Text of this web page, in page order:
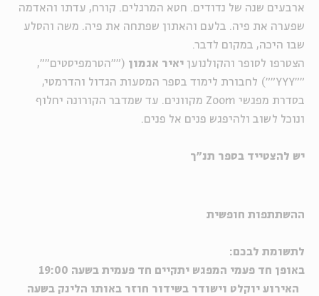
ארבעים שנה של נדודים. חטא המרגלים. קורח, עדתו והאדמה
שפערה את פיה. בלעם והאתון שפתחה את פיה. משה והסלע
שבו היכה, במקום לדבר.
הצטרפו לסופר והקולנוען יאיר אגמון (""הטרמפיסטים"",
""YYY"") לחבורת לימוד בספר המסעות הגדול והדרמטי,
בסדרת מפגשי Zoom מקוונים. עד שמדבר הקורונה יחלוף
ונוכל לשוב ולהיפגש פנים אל פנים.
יש להצטייד בספר תנ"ך
ההשתתפות חופשית
לתשומת לבכם:
באופן חד פעמי המפגש יתקיים חד פעמית בשעה 19:00
האירוע יוקלט וישודר בשידור חוזר באותו הלינק בשעה